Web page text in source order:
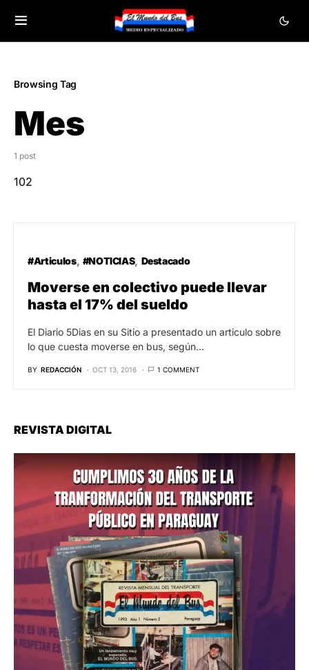
Browsing Tag
Mes
1 post
102
#Articulos #NOTICIAS Destacado
Moverse en colectivo puede llevar
hasta el 17% del sueldo
El Diario 5Dias en su Sitio a presentado un articulo sobre
lo que cuesta moverse en bus, según…
BY REDACCIÓN OCT 13, 2016 1 COMMENT
REVISTA DIGITAL